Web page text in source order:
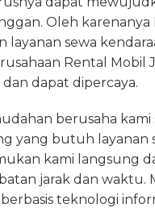
Oleh karenanya
layanan sewa
Rental Mobil
dapat dipercaya.
berusaha kami
yang butuh layanan
kami langsung
jarak dan waktu.
teknologi